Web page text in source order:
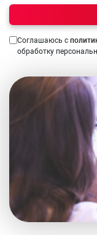
Соглашаюсь с
обработку